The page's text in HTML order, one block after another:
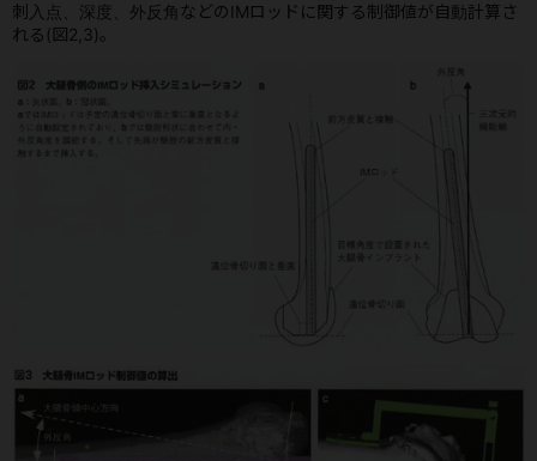
刺入点、深度、外反角などのIMロッドに関する制御値が自動計算さ
れる(図2,3)。